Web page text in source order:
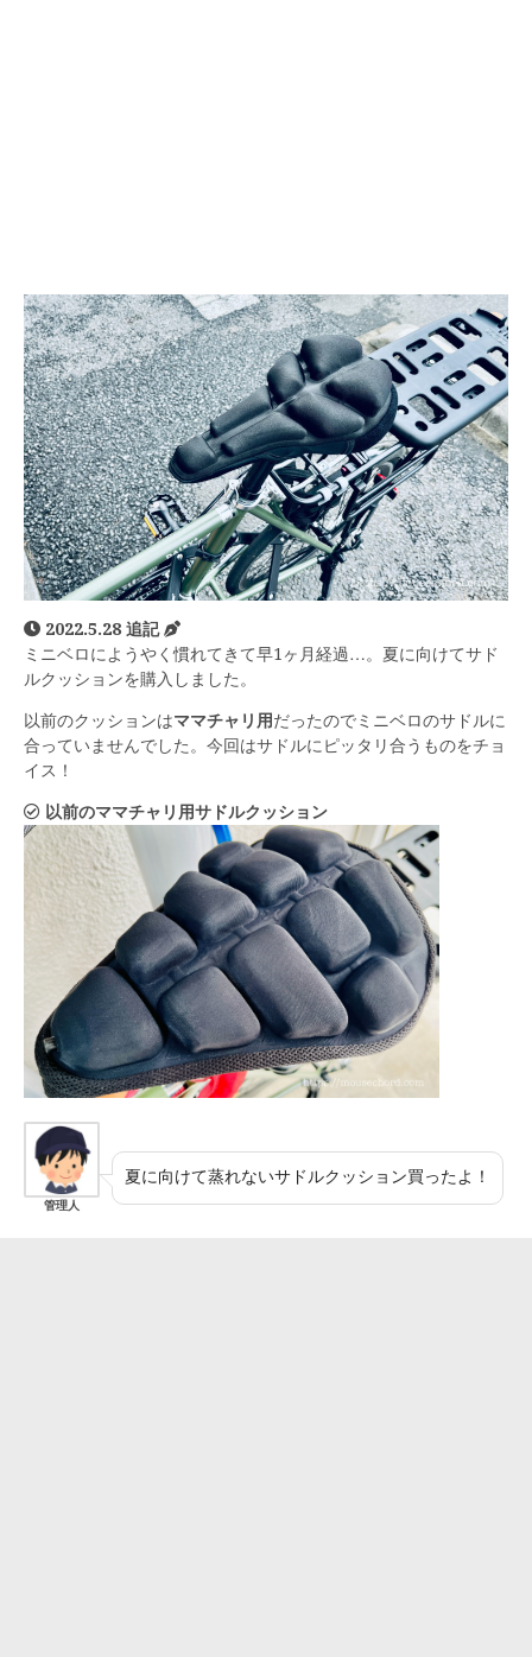
2022.5.28 追記
ミニベロにようやく慣れてきて早1ヶ月経過…。夏に向けてサド
ルクッションを購入しました。
以前のクッションはママチャリ用だったのでミニベロのサドルに
合っていませんでした。今回はサドルにピッタリ合うものをチョ
イス！
以前のママチャリ用サドルクッション
管理人
夏に向けて蒸れないサドルクッション買ったよ！